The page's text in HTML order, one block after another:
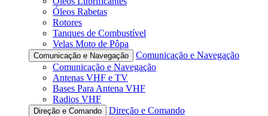
Óleos Rabetas
Rotores
Tanques de Combustível
Velas Moto de Pôpa
Comunicação e Navegação
Comunicação e Navegação
Comunicação e Navegação
Antenas VHF e TV
Bases Para Antena VHF
Radios VHF
Direção e Comando
Direção e Comando